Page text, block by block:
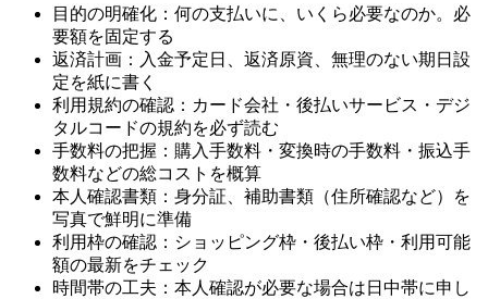
目的の明確化：何の支払いに、いくら必要なのか。必
要額を固定する
返済計画：入金予定日、返済原資、無理のない期日設
定を紙に書く
利用規約の確認：カード会社・後払いサービス・デジ
タルコードの規約を必ず読む
手数料の把握：購入手数料・変換時の手数料・振込手
数料などの総コストを概算
本人確認書類：身分証、補助書類（住所確認など）を
写真で鮮明に準備
利用枠の確認：ショッピング枠・後払い枠・利用可能
額の最新をチェック
時間帯の工夫：本人確認が必要な場合は日中帯に申し